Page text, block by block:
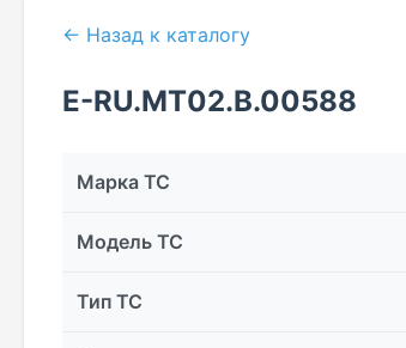
← Назад к каталогу
E-RU.MT02.B.00588
Марка ТС
Модель ТС
Тип ТС